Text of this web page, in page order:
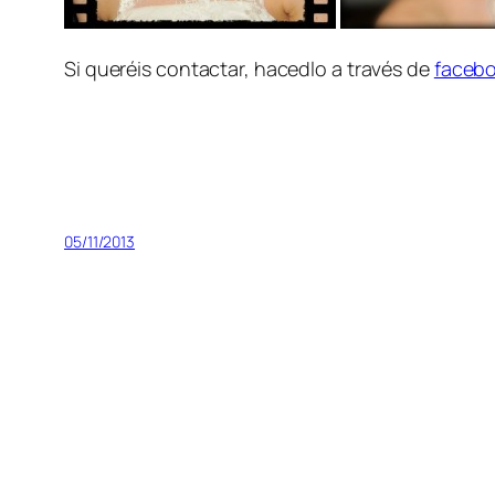
Si queréis contactar, hacedlo a través de
05/11/2013